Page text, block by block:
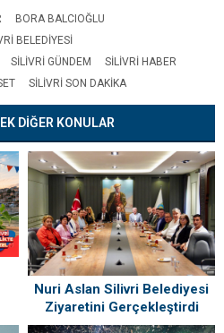
BORA BALCIOĞLU
BELEDIYESI
SILIVRI GÜNDEM
SILIVRI HABER
SILIVRI SON DAKIKA
DİĞER KONULAR
Nuri Aslan Silivri Belediyesi
Ziyaretini Gerçekleştirdi